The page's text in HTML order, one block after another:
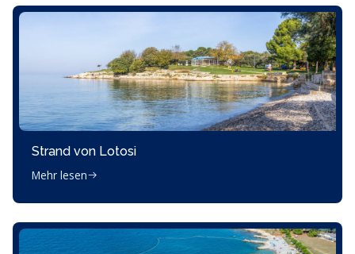
Strand von Lotosi
Mehr lesen